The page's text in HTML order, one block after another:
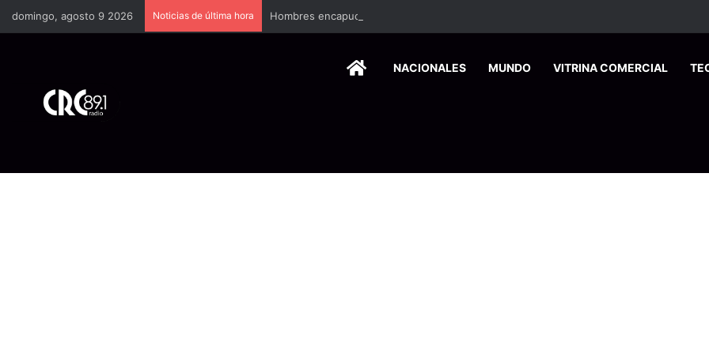
domingo, agosto 9 2026 Noticias de última hora Hombres encapuchados ingresan a hospital de Nicoya y matan a paciente a balazos
HOMENACIONALES MUNDO VITRINA COMERCIAL